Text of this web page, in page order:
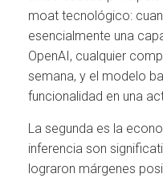
moat tecnológico:
esencialmente una
OpenAI, cualquier
semana, y el modelo
funcionalidad en una
La segunda es la
inferencia son
lograron márgenes